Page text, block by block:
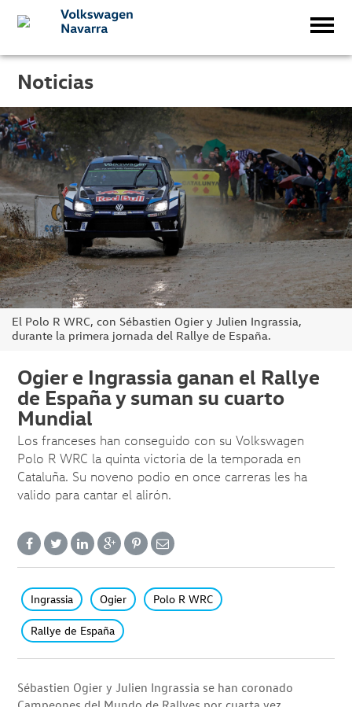
Noticias
El Polo R WRC, con Sébastien Ogier y Julien Ingrassia,
durante la primera jornada del Rallye de España.
Ogier e Ingrassia ganan el Rallye
de España y suman su cuarto
Mundial
Los franceses han conseguido con su Volkswagen
Polo R WRC la quinta victoria de la temporada en
Cataluña. Su noveno podio en once carreras les ha
valido para cantar el alirón.
Ingrassia Ogier Polo R WRC
Rallye de España
Sébastien Ogier y Julien Ingrassia se han coronado